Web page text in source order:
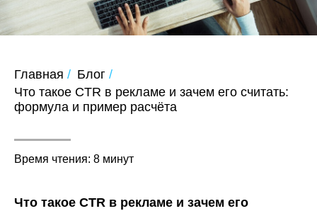
Главная / Блог /
Что такое CTR в рекламе и зачем его считать:
формула и пример расчёта
Время чтения: 8 минут
Что такое CTR в рекламе и зачем его